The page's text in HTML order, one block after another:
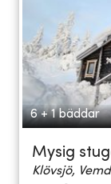
6 + 1 bäddar
Mysig
Klövsjö,